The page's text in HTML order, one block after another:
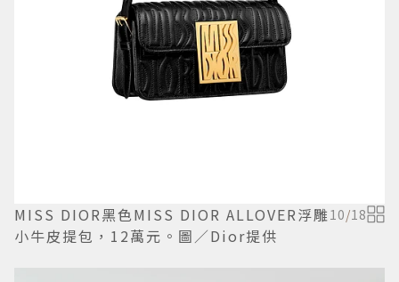
MISS DIOR黑色MISS DIOR ALLOVER浮雕
小牛皮提包，12萬元。圖／Dior提供
10/18